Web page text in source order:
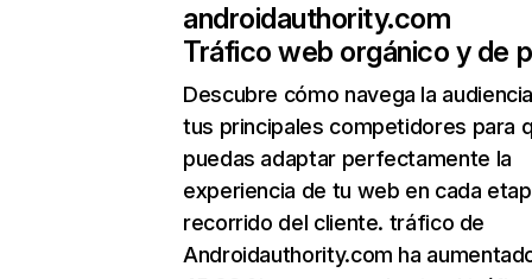
androidauthority.com
Tráfico web orgánico y de
Descubre cómo navega la
tus principales competidores para
puedas adaptar perfectamente la
experiencia de tu web en cada
recorrido del cliente. tráfico de
Androidauthority.com ha